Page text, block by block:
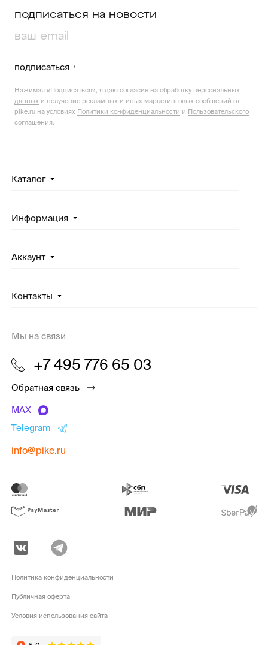
подписаться на новости
подписаться
Нажимая «Подписаться», я даю согласие на обработку персональных
данных и получение рекламных и иных маркетинговых сообщений от
pike.ru на условиях Политики конфиденциальности и Пользовательского
соглашения
Каталог
Информация
Аккаунт
Контакты
Мы на связи
+7 495 776 65 03
Обратная связь
MAX
Telegram
info@pike.ru
Политика конфиденциальности
Публичная оферта
Условия использования сайта